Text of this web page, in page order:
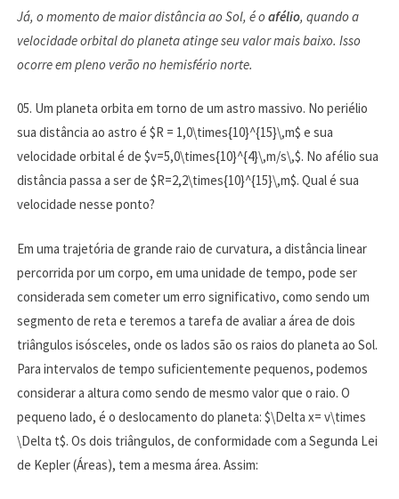
Já, o momento de maior distância ao Sol, é o afélio, quando a
velocidade orbital do planeta atinge seu valor mais baixo. Isso
ocorre em pleno verão no hemisfério norte.
05. Um planeta orbita em torno de um astro massivo. No periélio
sua distância ao astro é $R = 1,0\times{10}^{15}\,m$ e sua
velocidade orbital é de $v=5,0\times{10}^{4}\,m/s\,$. No afélio sua
distância passa a ser de $R=2,2\times{10}^{15}\,m$. Qual é sua
velocidade nesse ponto?
Em uma trajetória de grande raio de curvatura, a distância linear
percorrida por um corpo, em uma unidade de tempo, pode ser
considerada sem cometer um erro significativo, como sendo um
segmento de reta e teremos a tarefa de avaliar a área de dois
triângulos isósceles, onde os lados são os raios do planeta ao Sol.
Para intervalos de tempo suficientemente pequenos, podemos
considerar a altura como sendo de mesmo valor que o raio. O
pequeno lado, é o deslocamento do planeta: $\Delta x= v\times
\Delta t$. Os dois triângulos, de conformidade com a Segunda Lei
de Kepler (Áreas), tem a mesma área. Assim: